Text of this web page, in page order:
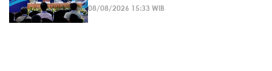
08/08/2026 15:33 WIB